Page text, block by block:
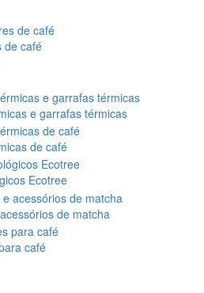
de café
e garrafas térmicas
de café
Ecotree
de matcha
café